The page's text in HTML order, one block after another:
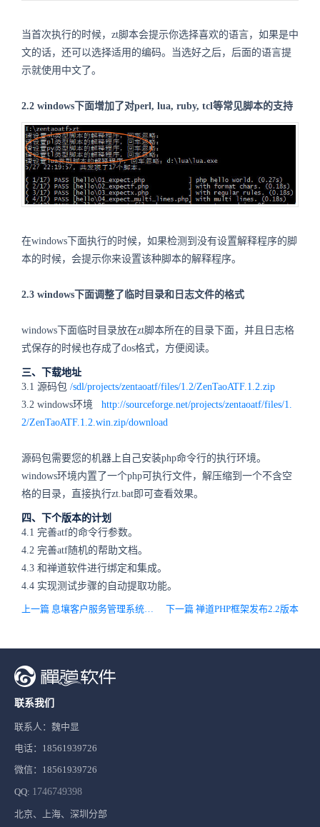
当首次执行的时候，zt脚本会提示你选择喜欢的语言，如果是中
文的话，还可以选择适用的编码。当选好之后，后面的语言提
示就使用中文了。
2.2 windows下面增加了对perl, lua, ruby, tcl等常见脚本的支持
在windows下面执行的时候，如果检测到没有设置解释程序的脚
本的时候，会提示你来设置该种脚本的解释程序。
2.3 windows下面调整了临时目录和日志文件的格式
windows下面临时目录放在zt脚本所在的目录下面，并且日志格
式保存的时候也存成了dos格式，方便阅读。
三、下载地址
3.1 源码包 /sdl/projects/zentaoatf/files/1.2/ZenTaoATF.1.2.zip
3.2 windows环境 http://sourceforge.net/projects/zentaoatf/files/1.
2/ZenTaoATF.1.2.win.zip/download
源码包需要您的机器上自己安装php命令行的执行环境。
windows环境内置了一个php可执行文件，解压缩到一个不含空
格的目录，直接执行zt.bat即可查看效果。
四、下个版本的计划
4.1 完善atf的命令行参数。
4.2 完善atf随机的帮助文档。
4.3 和禅道软件进行绑定和集成。
4.4 实现测试步骤的自动提取功能。
下一篇 禅道PHP框架发布2.2版本
联系我们
联系人：魏中显
电话：18561939726
微信：18561939726
QQ: 1746749398
北京、上海、深圳分部